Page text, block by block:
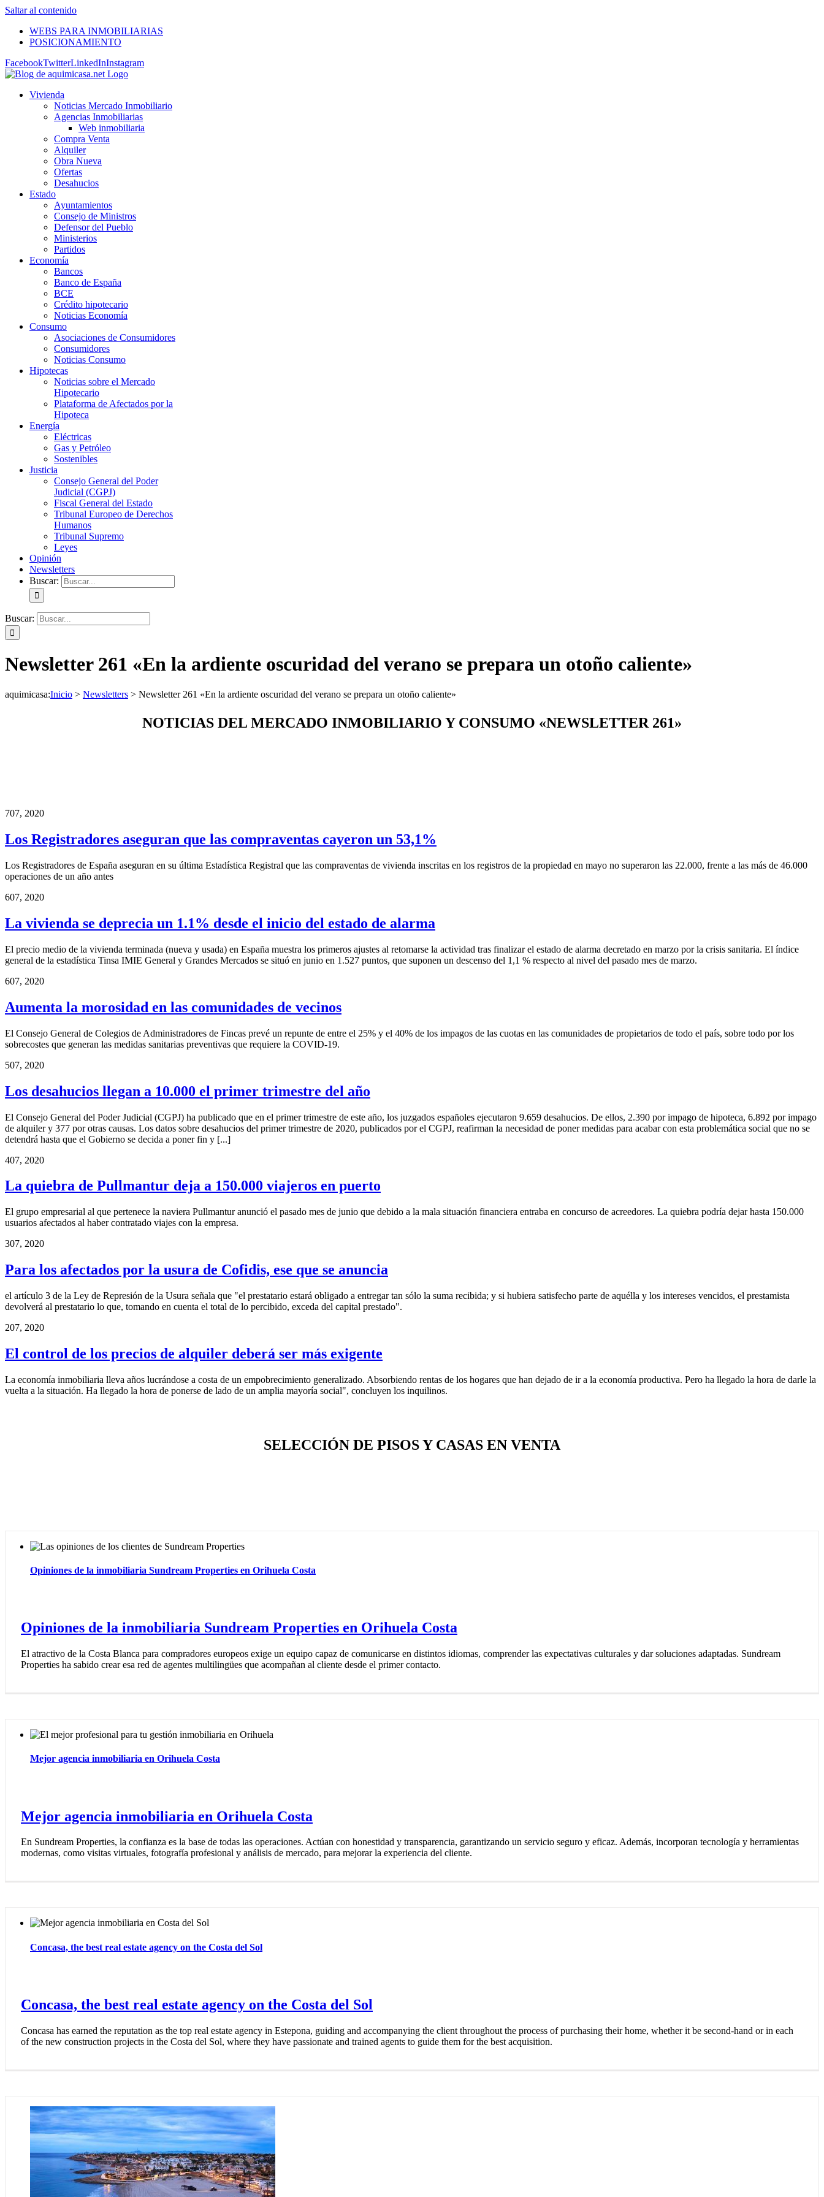
Saltar al contenido
WEBS PARA INMOBILIARIAS
POSICIONAMIENTO
FacebookTwitterLinkedInInstagram
Vivienda
Noticias Mercado Inmobiliario
Agencias Inmobiliarias
Web inmobiliaria
Compra Venta
Alquiler
Obra Nueva
Ofertas
Desahucios
Estado
Ayuntamientos
Consejo de Ministros
Defensor del Pueblo
Ministerios
Partidos
Economía
Bancos
Banco de España
BCE
Crédito hipotecario
Noticias Economía
Consumo
Asociaciones de Consumidores
Consumidores
Noticias Consumo
Hipotecas
Noticias sobre el Mercado
Hipotecario
Plataforma de Afectados por la
Hipoteca
Energía
Eléctricas
Gas y Petróleo
Sostenibles
Justicia
Consejo General del Poder
Judicial (CGPJ)
Fiscal General del Estado
Tribunal Europeo de Derechos
Humanos
Tribunal Supremo
Leyes
Opinión
Newsletters
Buscar:
Buscar:
Newsletter 261 «En la ardiente oscuridad del verano se prepara un otoño caliente»
aquimicasa:Inicio > Newsletters > Newsletter 261 «En la ardiente oscuridad del verano se prepara un otoño caliente»
NOTICIAS DEL MERCADO INMOBILIARIO Y CONSUMO «NEWSLETTER 261»
707, 2020
Los Registradores aseguran que las compraventas cayeron un 53,1%
Los Registradores de España aseguran en su última Estadística Registral que las compraventas de vivienda inscritas en los registros de la propiedad en mayo no superaron las 22.000, frente a las más de 46.000
operaciones de un año antes
607, 2020
La vivienda se deprecia un 1.1% desde el inicio del estado de alarma
El precio medio de la vivienda terminada (nueva y usada) en España muestra los primeros ajustes al retomarse la actividad tras finalizar el estado de alarma decretado en marzo por la crisis sanitaria. El índice
general de la estadística Tinsa IMIE General y Grandes Mercados se situó en junio en 1.527 puntos, que suponen un descenso del 1,1 % respecto al nivel del pasado mes de marzo.
607, 2020
Aumenta la morosidad en las comunidades de vecinos
El Consejo General de Colegios de Administradores de Fincas prevé un repunte de entre el 25% y el 40% de los impagos de las cuotas en las comunidades de propietarios de todo el país, sobre todo por los
sobrecostes que generan las medidas sanitarias preventivas que requiere la COVID-19.
507, 2020
Los desahucios llegan a 10.000 el primer trimestre del año
El Consejo General del Poder Judicial (CGPJ) ha publicado que en el primer trimestre de este año, los juzgados españoles ejecutaron 9.659 desahucios. De ellos, 2.390 por impago de hipoteca, 6.892 por impago
de alquiler y 377 por otras causas. Los datos sobre desahucios del primer trimestre de 2020, publicados por el CGPJ, reafirman la necesidad de poner medidas para acabar con esta problemática social que no se
detendrá hasta que el Gobierno se decida a poner fin y [...]
407, 2020
La quiebra de Pullmantur deja a 150.000 viajeros en puerto
El grupo empresarial al que pertenece la naviera Pullmantur anunció el pasado mes de junio que debido a la mala situación financiera entraba en concurso de acreedores. La quiebra podría dejar hasta 150.000
usuarios afectados al haber contratado viajes con la empresa.
307, 2020
Para los afectados por la usura de Cofidis, ese que se anuncia
el artículo 3 de la Ley de Represión de la Usura señala que "el prestatario estará obligado a entregar tan sólo la suma recibida; y si hubiera satisfecho parte de aquélla y los intereses vencidos, el prestamista
devolverá al prestatario lo que, tomando en cuenta el total de lo percibido, exceda del capital prestado".
207, 2020
El control de los precios de alquiler deberá ser más exigente
La economía inmobiliaria lleva años lucrándose a costa de un empobrecimiento generalizado. Absorbiendo rentas de los hogares que han dejado de ir a la economía productiva. Pero ha llegado la hora de darle la
vuelta a la situación. Ha llegado la hora de ponerse de lado de un amplia mayoría social", concluyen los inquilinos.
SELECCIÓN DE PISOS Y CASAS EN VENTA
Opiniones de la inmobiliaria Sundream Properties en Orihuela Costa
Opiniones de la inmobiliaria Sundream Properties en Orihuela Costa
El atractivo de la Costa Blanca para compradores europeos exige un equipo capaz de comunicarse en distintos idiomas, comprender las expectativas culturales y dar soluciones adaptadas. Sundream
Properties ha sabido crear esa red de agentes multilingües que acompañan al cliente desde el primer contacto.
Mejor agencia inmobiliaria en Orihuela Costa
Mejor agencia inmobiliaria en Orihuela Costa
En Sundream Properties, la confianza es la base de todas las operaciones. Actúan con honestidad y transparencia, garantizando un servicio seguro y eficaz. Además, incorporan tecnología y herramientas
modernas, como visitas virtuales, fotografía profesional y análisis de mercado, para mejorar la experiencia del cliente.
Concasa, the best real estate agency on the Costa del Sol
Concasa, the best real estate agency on the Costa del Sol
Concasa has earned the reputation as the top real estate agency in Estepona, guiding and accompanying the client throughout the process of purchasing their home, whether it be second-hand or in each
of the new construction projects in the Costa del Sol, where they have passionate and trained agents to guide them for the best acquisition.